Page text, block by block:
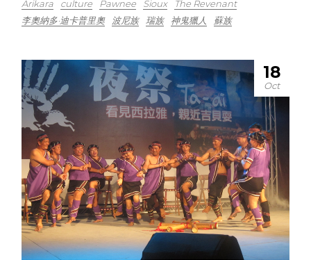
Arikara culture Pawnee Sioux
The Revenant
李奧納多·迪卡普里奧
波尼族 瑞族 神鬼獵人 蘇族
18
Oct